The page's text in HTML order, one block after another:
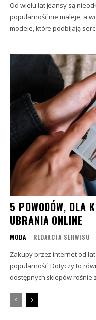
Od wielu lat jeansy są
popularność nie maleje, a
modele, które podbijają
5 POWODÓW, DLA
UBRANIA ONLINE
MODA REDAKCJA SERWISU -
Zakupy przez internet od
popularność. Dotyczy to
dostępnych sklepów rośnie